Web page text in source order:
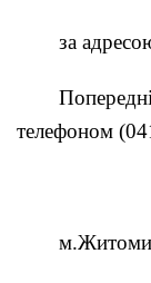
за
телефоном